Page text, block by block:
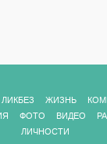
ЛИКБЕЗ ЖИЗНЬ
ФОТО ВИДЕО
ЛИЧНОСТИ